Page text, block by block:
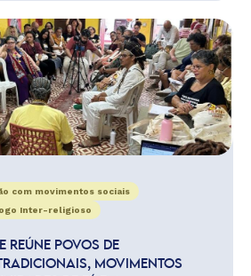
com movimentos sociais
Inter-religioso
REÚNE POVOS DE
MOVIMENTOS